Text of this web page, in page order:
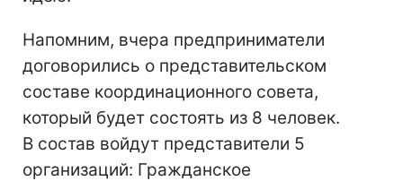
Напомним, вчера предприниматели
договорились о представительском
составе координационного совета,
который будет состоять из 8 человек.
В состав войдут представители 5
организаций: Гражданское